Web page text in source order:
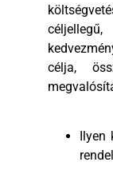
célja,